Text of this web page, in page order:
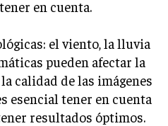
en cuenta.
el viento, la lluvia
pueden afectar la
calidad de las imágenes
esencial tener en cuenta
resultados óptimos.